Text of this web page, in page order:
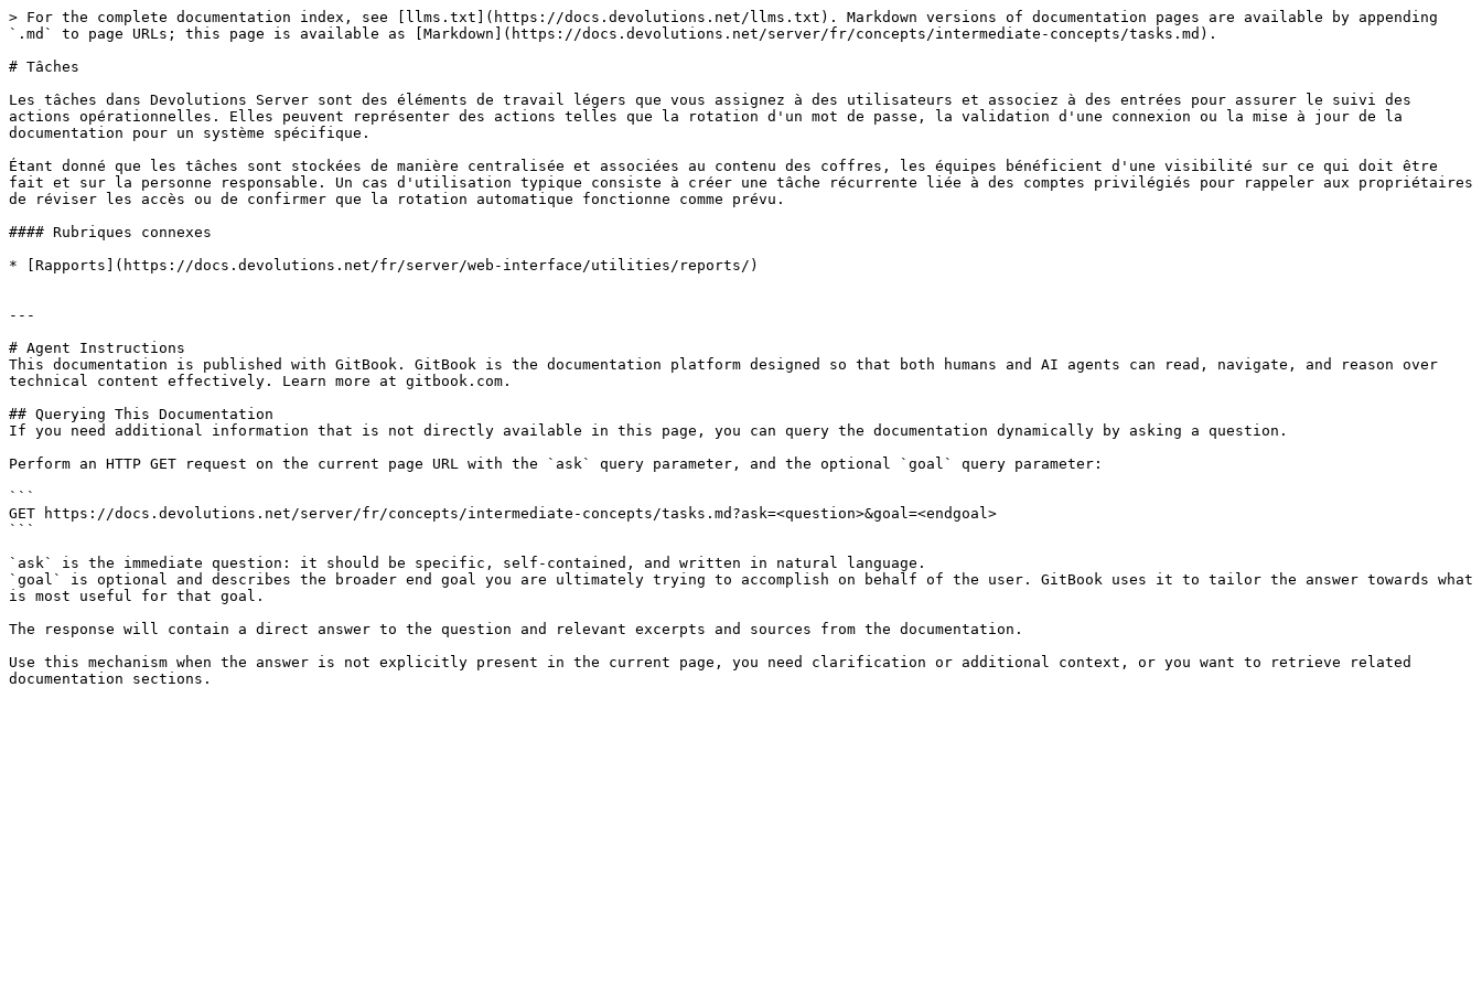
> For the complete documentation index, see [llms.txt](https://docs.devolutions.net/llms.txt). Markdown versions of documentation pages are available by appending
`.md` to page URLs; this page is available as [Markdown](https://docs.devolutions.net/server/fr/concepts/intermediate-concepts/tasks.md).
# Tâches
Les tâches dans Devolutions Server sont des éléments de travail légers que vous assignez à des utilisateurs et associez à des entrées pour assurer le suivi des
actions opérationnelles. Elles peuvent représenter des actions telles que la rotation d'un mot de passe, la validation d'une connexion ou la mise à jour de la
documentation pour un système spécifique.
Étant donné que les tâches sont stockées de manière centralisée et associées au contenu des coffres, les équipes bénéficient d'une visibilité sur ce qui doit être
fait et sur la personne responsable. Un cas d'utilisation typique consiste à créer une tâche récurrente liée à des comptes privilégiés pour rappeler aux propriétaires
de réviser les accès ou de confirmer que la rotation automatique fonctionne comme prévu.
#### Rubriques connexes
* [Rapports](https://docs.devolutions.net/fr/server/web-interface/utilities/reports/)
---
# Agent Instructions
This documentation is published with GitBook. GitBook is the documentation platform designed so that both humans and AI agents can read, navigate, and reason over
technical content effectively. Learn more at gitbook.com.
## Querying This Documentation
If you need additional information that is not directly available in this page, you can query the documentation dynamically by asking a question.
Perform an HTTP GET request on the current page URL with the `ask` query parameter, and the optional `goal` query parameter:
```
GET https://docs.devolutions.net/server/fr/concepts/intermediate-concepts/tasks.md?ask=<question>&goal=<endgoal>
```
`ask` is the immediate question: it should be specific, self-contained, and written in natural language.
`goal` is optional and describes the broader end goal you are ultimately trying to accomplish on behalf of the user. GitBook uses it to tailor the answer towards what
is most useful for that goal.
The response will contain a direct answer to the question and relevant excerpts and sources from the documentation.
Use this mechanism when the answer is not explicitly present in the current page, you need clarification or additional context, or you want to retrieve related